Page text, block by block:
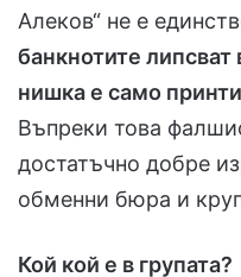
Алеков“ не е
банкнотите
нишка е само
Въпреки това
достатъчно добре
обменни бюра и
Кой кой е в групата?